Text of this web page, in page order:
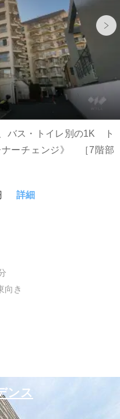
バス・トイレ別の1K ト
ーチェンジ》 ［7階部
詳細
向き
ンス